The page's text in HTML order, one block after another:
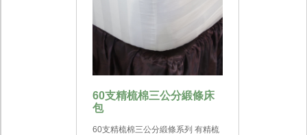
60支精梳棉三公分緞條床
包
60支精梳棉三公分緞條系列 有精梳